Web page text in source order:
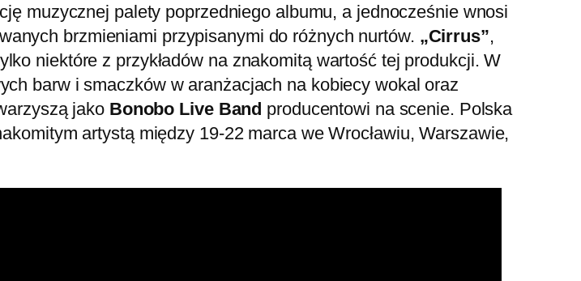
muzycznej palety poprzedniego albumu, a jednocześnie wnosi
brzmieniami przypisanymi do różnych nurtów. „Cirrus”,
niektóre z przykładów na znakomitą wartość tej produkcji. W
barw i smaczków w aranżacjach na kobiecy wokal oraz
jako Bonobo Live Band producentowi na scenie. Polska
artystą między 19-22 marca we Wrocławiu, Warszawie,